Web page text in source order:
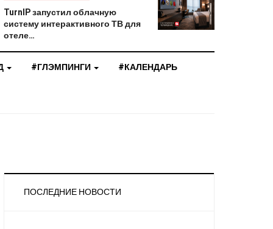
TurnIP запустил облачную
систему интерактивного ТВ для
отеле…
#ГЛЭМПИНГИ #КАЛЕНДАРЬ
ПОСЛЕДНИЕ НОВОСТИ